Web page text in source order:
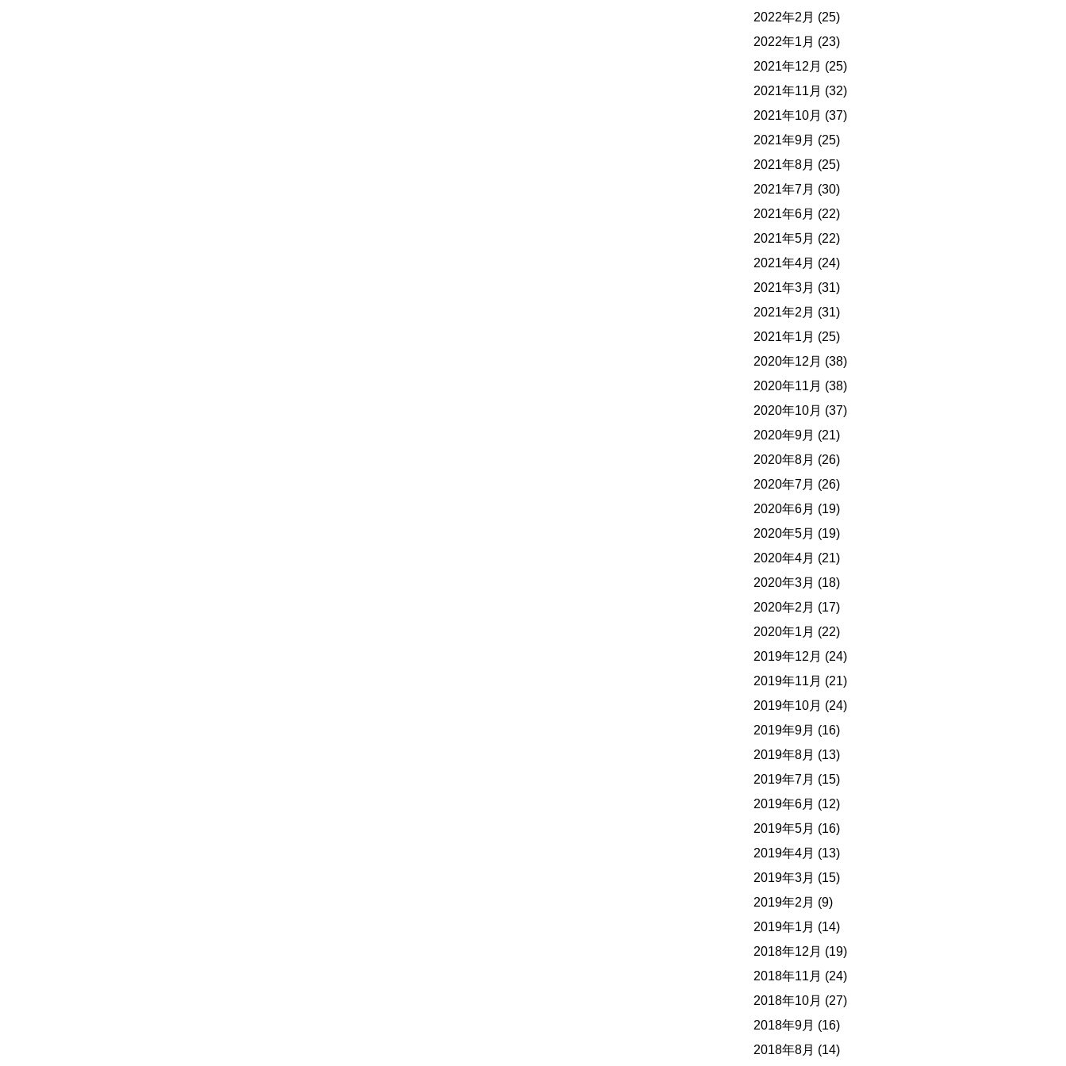
2022年2月 (25)
2022年1月 (23)
2021年12月 (25)
2021年11月 (32)
2021年10月 (37)
2021年9月 (25)
2021年8月 (25)
2021年7月 (30)
2021年6月 (22)
2021年5月 (22)
2021年4月 (24)
2021年3月 (31)
2021年2月 (31)
2021年1月 (25)
2020年12月 (38)
2020年11月 (38)
2020年10月 (37)
2020年9月 (21)
2020年8月 (26)
2020年7月 (26)
2020年6月 (19)
2020年5月 (19)
2020年4月 (21)
2020年3月 (18)
2020年2月 (17)
2020年1月 (22)
2019年12月 (24)
2019年11月 (21)
2019年10月 (24)
2019年9月 (16)
2019年8月 (13)
2019年7月 (15)
2019年6月 (12)
2019年5月 (16)
2019年4月 (13)
2019年3月 (15)
2019年2月 (9)
2019年1月 (14)
2018年12月 (19)
2018年11月 (24)
2018年10月 (27)
2018年9月 (16)
2018年8月 (14)